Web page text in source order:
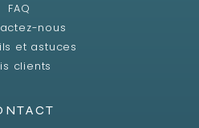
FAQ
nous
et astuces
clients